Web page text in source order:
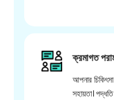
ক্রমাগত
আপনার
সহায়তা। পদ্ধতি